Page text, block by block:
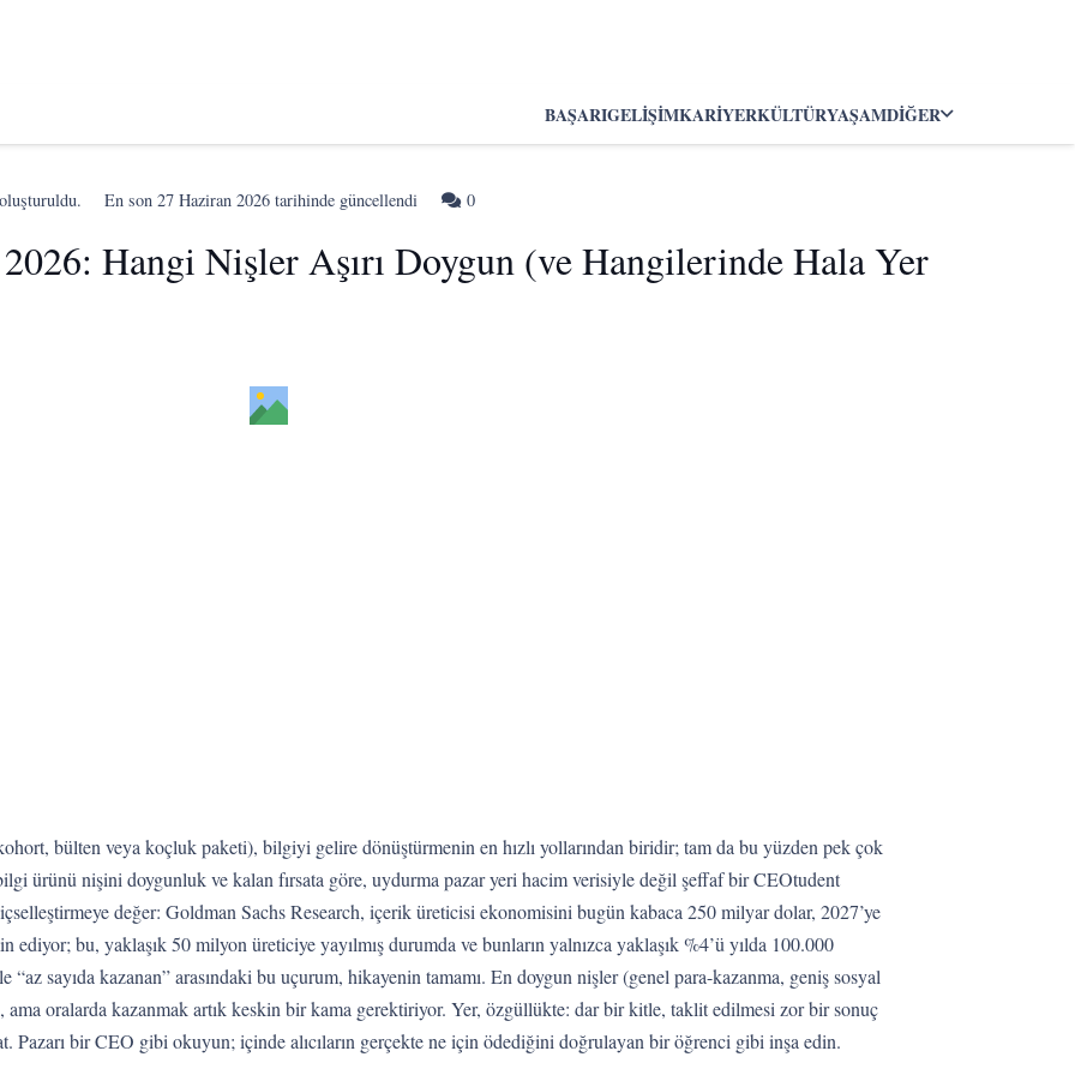
BAŞARIGELIŞIMKARIYERKÜLTÜRYAŞAMDIĞER
En son27 Haziran 2026 tarihinde güncellendi 0
Hangi Nişler Aşırı Doygun (ve Hangilerinde Hala Yer
bülten veya koçluk paketi), bilgiyi gelire dönüştürmenin en hızlı yollarından biridir; tam da bu yüzden pek çok
ürünü nişini doygunluk ve kalan fırsata göre, uydurma pazar yeri hacim verisiyle değil şeffaf bir CEOtudent
değer: Goldman Sachs Research, içerik üreticisi ekonomisini bugün kabaca 250 milyar dolar, 2027’ye
bu, yaklaşık 50 milyon üreticiye yayılmış durumda ve bunların yalnızca yaklaşık %4’ü yılda 100.000
“az sayıda kazanan” arasındaki bu uçurum, hikayenin tamamı. En doygun nişler (genel para-kazanma, geniş sosyal
oralarda kazanmak artık keskin bir kama gerektiriyor. Yer, özgüllükte: dar bir kitle, taklit edilmesi zor bir sonuç
Pazarı bir CEO gibi okuyun; içinde alıcıların gerçekte ne için ödediğini doğrulayan bir öğrenci gibi inşa edin.